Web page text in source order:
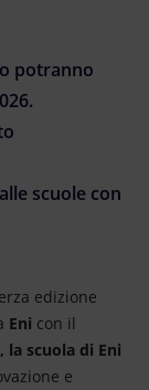
potranno
scuole con
edizione
Eni con il
la scuola di Eni
e